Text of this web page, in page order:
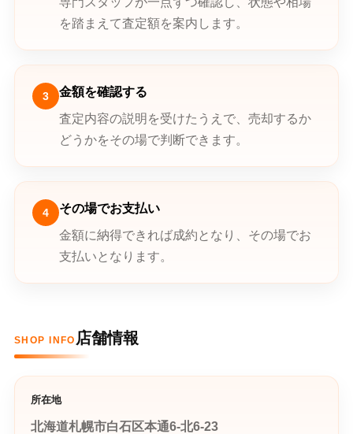
を踏まえて査定額を案内します。
3
金額を確認する
査定内容の説明を受けたうえで、売却するか
どうかをその場で判断できます。
4
その場でお支払い
金額に納得できれば成約となり、その場でお
支払いとなります。
SHOP INFO 店舗情報
所在地
北海道札幌市白石区本通6-北6-23